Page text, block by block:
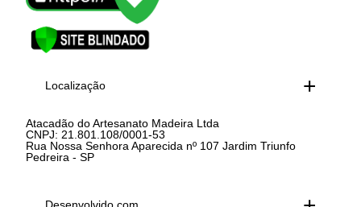
Localização
Atacadão do Artesanato Madeira Ltda
CNPJ: 21.801.108/0001-53
Rua Nossa Senhora Aparecida nº 107 Jardim Triunfo
Pedreira - SP